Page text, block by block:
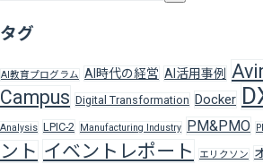
タグ
AI教育プログラム AI時代の経営 AI活用事例
Campus Digital Transformation Docker
Analysis LPIC-2 Manufacturing Industry PM&PMO
ント イベントレポート エリクソン